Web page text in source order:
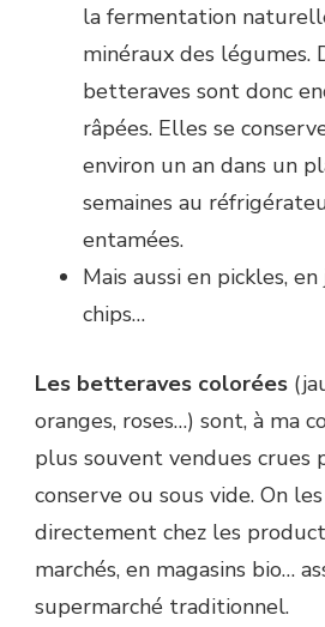
la fermentation
minéraux des légumes.
betteraves sont donc
râpées. Elles se
environ un an dans un
semaines au
entamées.
Mais aussi en pickles,
chips…
Les betteraves colorées
oranges, roses…) sont, à ma
plus souvent vendues crues
conserve ou sous vide. On
directement chez les
marchés, en magasins bio…
supermarché traditionnel.